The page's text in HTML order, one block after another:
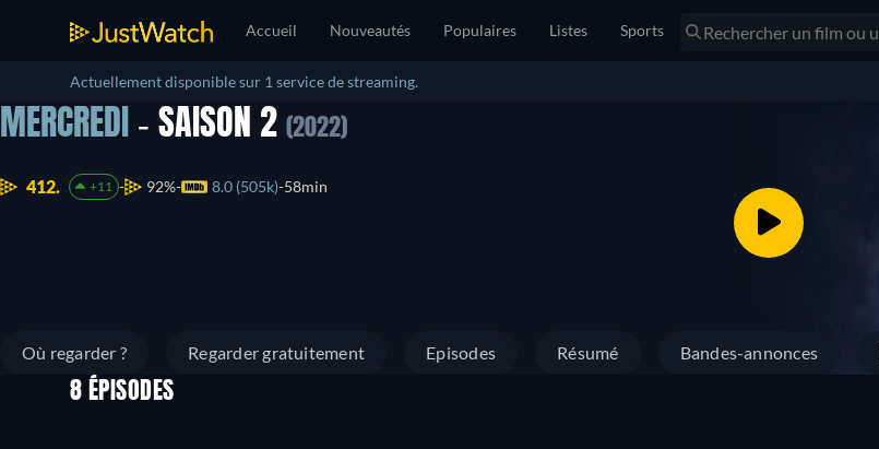
Accueil Nouveautés Populaires Listes Sports
Actuellement disponible sur 1 service de streaming.
MERCREDI - SAISON 2 (2022)
412. +11 92% 8.0 (505k) 58min
Où regarder ? Regarder gratuitement Episodes Résumé Bandes-annonces
8 ÉPISODES